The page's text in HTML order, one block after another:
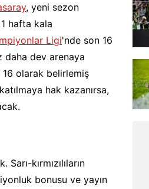
, yeni sezon
hafta kala
Ligi'nde son 16
dev arenaya
16 olarak belirlemiş
hak kazanırsa,
kırmızılıların
bonusu ve yayın